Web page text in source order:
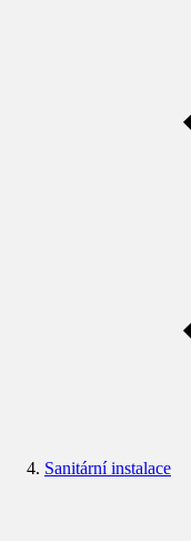
Sanitární instalace